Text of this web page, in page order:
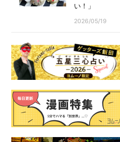
い！」
2026/05/19